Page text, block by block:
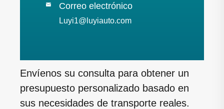
 Correo electrónico
Luyi1@luyiauto.com
Envíenos su consulta para obtener un
presupuesto personalizado basado en
sus necesidades de transporte reales.